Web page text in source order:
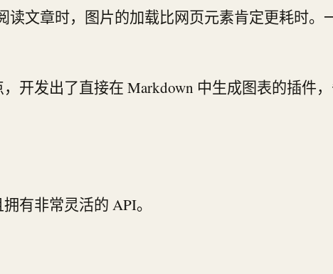
读文章时，图片的加载比网页元素肯定更耗时。
开发出了直接在 Markdown 中生成图表的插件
有非常灵活的 API。